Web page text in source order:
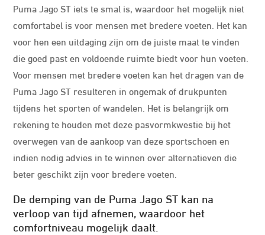
Puma Jago ST iets te smal is, waardoor het mogelijk niet
comfortabel is voor mensen met bredere voeten. Het kan
voor hen een uitdaging zijn om de juiste maat te vinden
die goed past en voldoende ruimte biedt voor hun voeten.
Voor mensen met bredere voeten kan het dragen van de
Puma Jago ST resulteren in ongemak of drukpunten
tijdens het sporten of wandelen. Het is belangrijk om
rekening te houden met deze pasvormkwestie bij het
overwegen van de aankoop van deze sportschoen en
indien nodig advies in te winnen over alternatieven die
beter geschikt zijn voor bredere voeten.
De demping van de Puma Jago ST kan na
verloop van tijd afnemen, waardoor het
comfortniveau mogelijk daalt.